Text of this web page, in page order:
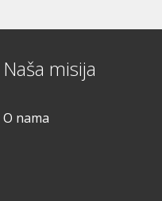
Naša misija
O nama